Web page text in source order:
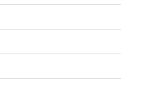
Oktober 2018
September 2018